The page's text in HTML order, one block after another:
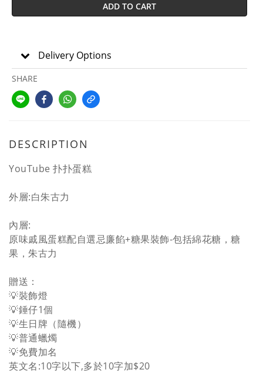
ADD TO CART
Delivery Options
SHARE
DESCRIPTION
YouTube 扑扑蛋糕
外層:白朱古力
內層:
原味戚風蛋糕配自選忌廉餡+糖果裝飾-包括綿花糖，糖
果，朱古力
贈送：
💡裝飾燈
💡錘仔1個
💡生日牌（隨機）
💡普通蠟燭
💡免費加名
英文名:10字以下,多於10字加$20